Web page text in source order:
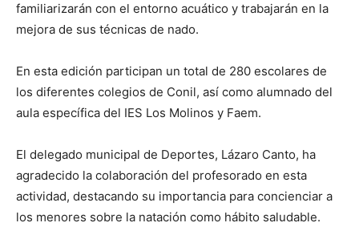
familiarizarán con el entorno acuático y trabajarán en la
mejora de sus técnicas de nado.
En esta edición participan un total de 280 escolares de
los diferentes colegios de Conil, así como alumnado del
aula específica del IES Los Molinos y Faem.
El delegado municipal de Deportes, Lázaro Canto, ha
agradecido la colaboración del profesorado en esta
actividad, destacando su importancia para concienciar a
los menores sobre la natación como hábito saludable.